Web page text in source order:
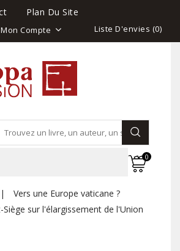
Plan Du Site
Mon Compte Liste D'envies (0)
0
Vers une Europe vaticane ?
Siège sur l'élargissement de l'Union